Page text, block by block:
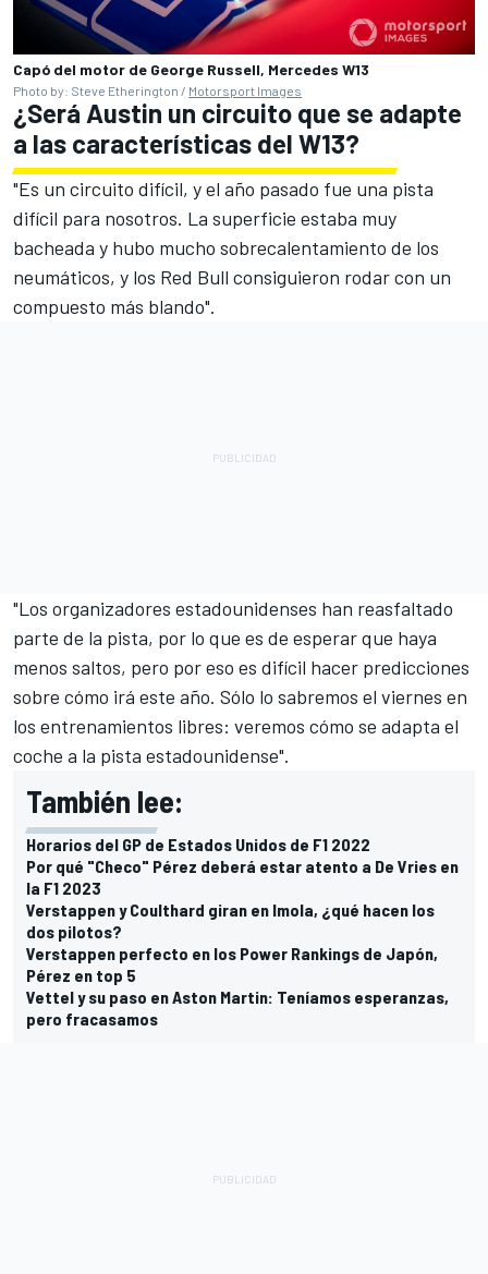
Capó del motor de George Russell, Mercedes W13
Photo by: Steve Etherington / Motorsport Images
¿Será Austin un circuito que se adapte
a las características del W13?
"Es un circuito difícil, y el año pasado fue una pista
difícil para nosotros. La superficie estaba muy
bacheada y hubo mucho sobrecalentamiento de los
neumáticos, y los Red Bull consiguieron rodar con un
compuesto más blando".
"Los organizadores estadounidenses han reasfaltado
parte de la pista, por lo que es de esperar que haya
menos saltos, pero por eso es difícil hacer predicciones
sobre cómo irá este año. Sólo lo sabremos el viernes en
los entrenamientos libres: veremos cómo se adapta el
coche a la pista estadounidense".
También lee:
Horarios del GP de Estados Unidos de F1 2022
Por qué "Checo" Pérez deberá estar atento a De Vries en
la F1 2023
Verstappen y Coulthard giran en Imola, ¿qué hacen los
dos pilotos?
Verstappen perfecto en los Power Rankings de Japón,
Pérez en top 5
Vettel y su paso en Aston Martin: Teníamos esperanzas,
pero fracasamos